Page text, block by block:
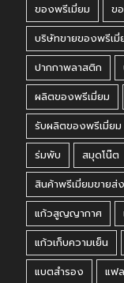
ของพรีเมี่ยม
ข
บริษัทขายของพรีเมี่
ปากกาพลาสติก
ผลิตของพรีเมี่ยม
รับผลิตของพรีเมี่ยม
ร่มพับ
สมุดโน๊ต
สินค้าพรีเมี่ยมขายส่ง
แก้วสูญญากาศ
แก้วเก็บความเย็น
แบตสำรอง
แฟ